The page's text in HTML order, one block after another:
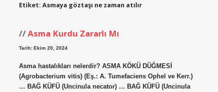
Etiket: Asmaya göztaşı ne zaman atılır
Asma Kurdu Zararlı Mı
Tarih: Ekim 20, 2024
Asma hastalıkları nelerdir? ASMA KÖKÜ DÜĞMESİ
(Agrobacterium vitis) (Eş.: A. Tumefaciens Ophel ve Kerr.)
… BAĞ KÜFÜ (Uncinula necator) … BAĞ KÜFÜ (Uncinula